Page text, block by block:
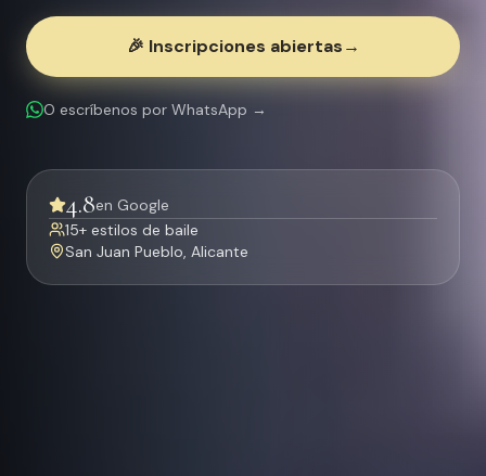
🎉 Inscripciones abiertas→
O escríbenos por WhatsApp →
4.8en Google
15+ estilos de baile
San Juan Pueblo, Alicante